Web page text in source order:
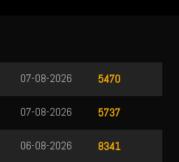
5470
07-08-2026
5737
07-08-2026
8341
06-08-2026